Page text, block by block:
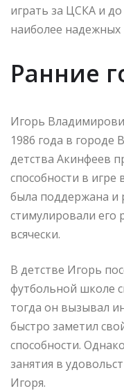
играть за ЦСКА и
наиболее надежных
Ранние
Игорь
1986 года в городе
детства Акинфеев
способности в игре
была поддержана и
стимулировали его
всячески.
В детстве Игорь
футбольной школе
тогда он вызывал
быстро заметил
способности.
занятия в
Игоря.